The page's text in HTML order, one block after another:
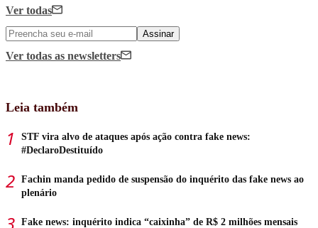
Ver todas
Assinar
Ver todas as newsletters
Leia também
STF vira alvo de ataques após ação contra fake news:
#DeclaroDestituído
Fachin manda pedido de suspensão do inquérito das fake news ao
plenário
Fake news: inquérito indica “caixinha” de R$ 2 milhões mensais